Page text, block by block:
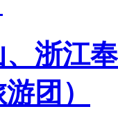
浙江
团）